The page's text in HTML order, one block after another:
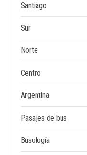
Santiago
Sur
Norte
Centro
Argentina
Pasajes de bus
Busología